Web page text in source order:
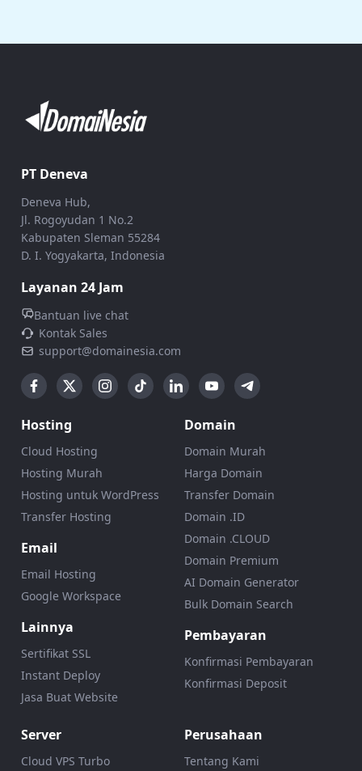
PT Deneva
Deneva Hub,
Jl. Rogoyudan 1 No.2
Kabupaten Sleman 55284
D. I. Yogyakarta, Indonesia
Layanan 24 Jam
Bantuan live chat
Kontak Sales
support@domainesia.com
Hosting
Cloud Hosting
Hosting Murah
Hosting untuk WordPress
Transfer Hosting
Email
Email Hosting
Google Workspace
Lainnya
Sertifikat SSL
Instant Deploy
Jasa Buat Website
Domain
Domain Murah
Harga Domain
Transfer Domain
Domain .ID
Domain .CLOUD
Domain Premium
AI Domain Generator
Bulk Domain Search
Pembayaran
Konfirmasi Pembayaran
Konfirmasi Deposit
Server
Cloud VPS Turbo
Perusahaan
Tentang Kami